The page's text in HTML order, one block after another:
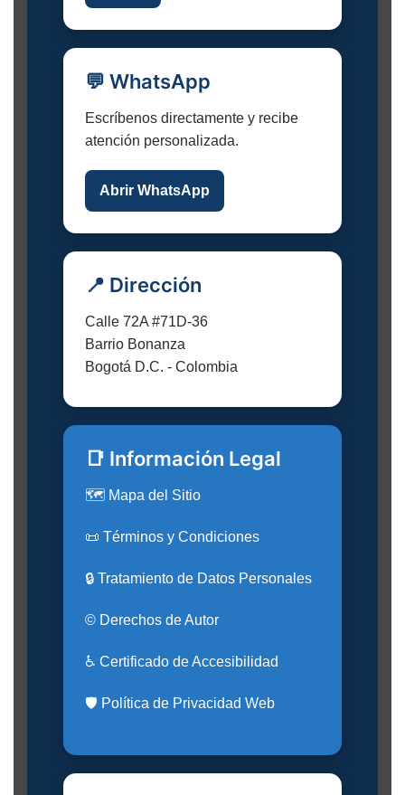
💬 WhatsApp
Escríbenos directamente y recibe
atención personalizada.
Abrir WhatsApp
📍 Dirección
Calle 72A #71D-36
Barrio Bonanza
Bogotá D.C. - Colombia
📑 Información Legal
🗺️ Mapa del Sitio
📜 Términos y Condiciones
🔒 Tratamiento de Datos Personales
© Derechos de Autor
♿ Certificado de Accesibilidad
🛡️ Política de Privacidad Web